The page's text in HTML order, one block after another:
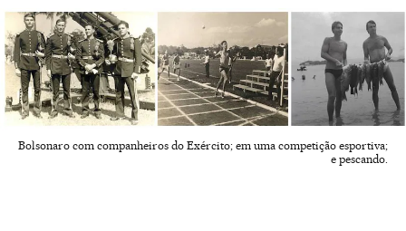
Bolsonaro com companheiros do Exército; em uma competição esportiva;
e pescando.